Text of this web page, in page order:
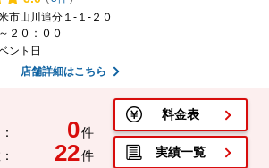
市山川追分１-１-２０
２０：００
ント日
店舗詳細はこちら
0件
22件
料金表
実績一覧